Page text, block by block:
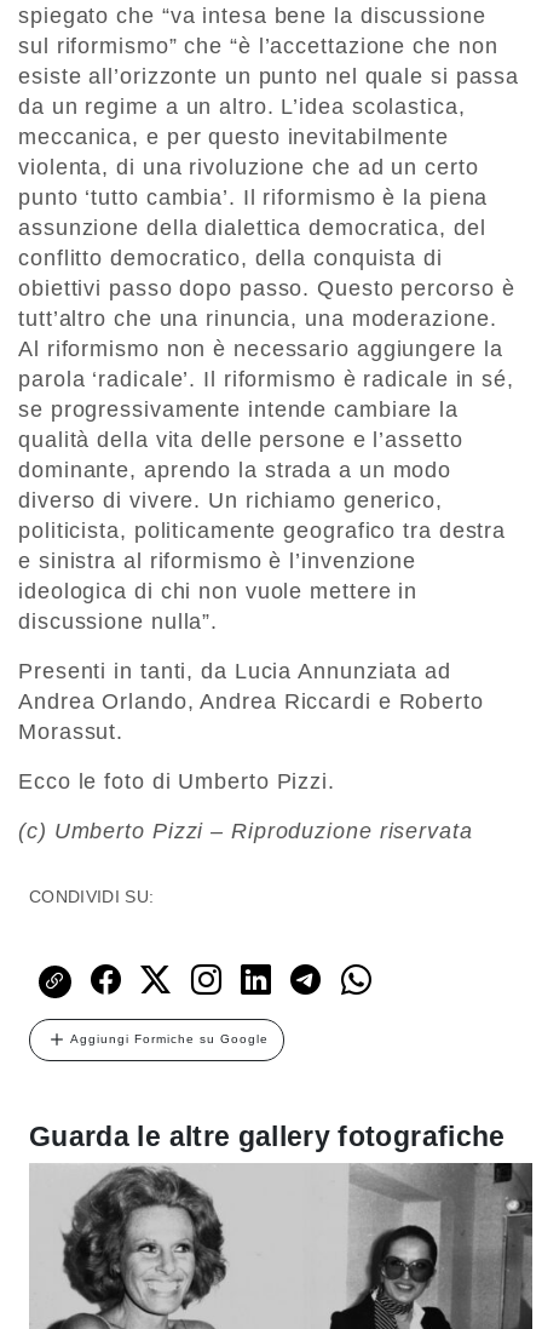
spiegato che “va intesa bene la discussione
sul riformismo” che “è l’accettazione che non
esiste all’orizzonte un punto nel quale si passa
da un regime a un altro. L’idea scolastica,
meccanica, e per questo inevitabilmente
violenta, di una rivoluzione che ad un certo
punto ‘tutto cambia’. Il riformismo è la piena
assunzione della dialettica democratica, del
conflitto democratico, della conquista di
obiettivi passo dopo passo. Questo percorso è
tutt’altro che una rinuncia, una moderazione.
Al riformismo non è necessario aggiungere la
parola ‘radicale’. Il riformismo è radicale in sé,
se progressivamente intende cambiare la
qualità della vita delle persone e l’assetto
dominante, aprendo la strada a un modo
diverso di vivere. Un richiamo generico,
politicista, politicamente geografico tra destra
e sinistra al riformismo è l’invenzione
ideologica di chi non vuole mettere in
discussione nulla”.
Presenti in tanti, da Lucia Annunziata ad
Andrea Orlando, Andrea Riccardi e Roberto
Morassut.
Ecco le foto di Umberto Pizzi.
(c) Umberto Pizzi – Riproduzione riservata
CONDIVIDI SU:
Aggiungi Formiche su Google
Guarda le altre gallery fotografiche